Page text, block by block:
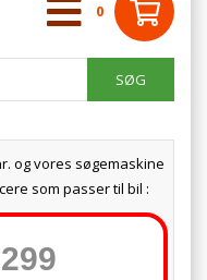
0
og vores søgemaskine
som passer til bil :